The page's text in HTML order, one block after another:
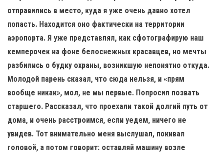
отправились в место, куда я уже очень давно хотел
попасть. Находится оно фактически на территории
аэропорта. Я уже представлял, как сфотографирую наш
кемперочек на фоне белоснежных красавцев, но мечты
разбились о будку охраны, возникшую непонятно откуда.
Молодой парень сказал, что сюда нельзя, и «прям
вообще никак», мол, не мы первые. Попросил позвать
старшего. Рассказал, что проехали такой долгий путь от
дома, и очень расстроимся, если уедем, ничего не
увидев. Тот внимательно меня выслушал, покивал
головой, а потом говорит: оставляй машину возле